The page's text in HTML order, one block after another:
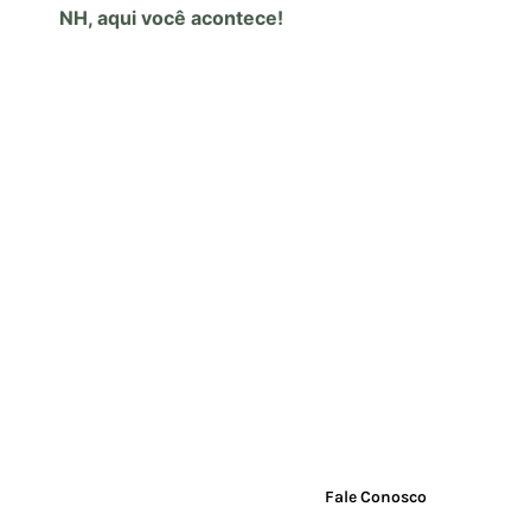
NH, aqui você acontece!
Fale Conosco